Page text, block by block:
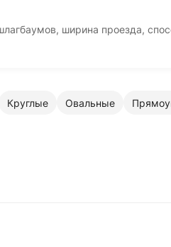
ширина проезда,
Круглые Овальные